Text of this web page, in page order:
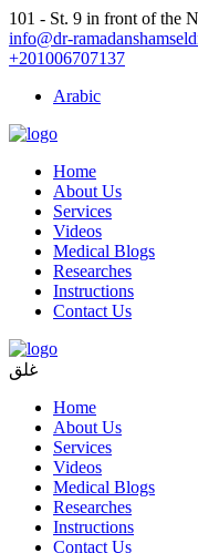
101 - St. 9 in front of the
info@dr-
+201006707137
Arabic
Home
About Us
Services
Videos
Medical Blogs
Researches
Instructions
Contact Us
غلق
Home
About Us
Services
Videos
Medical Blogs
Researches
Instructions
Contact Us